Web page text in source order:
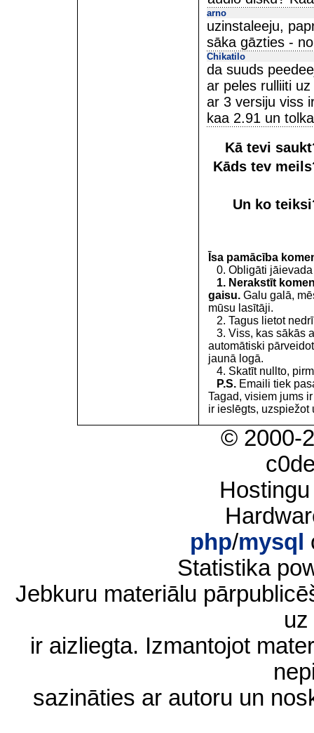
arno
uzinstaleeju,
sāka gāzties -
Chikatilo
da suuds
ar peles rulliiti
ar 3 versiju viss
kaa 2.91 un
Kā tevi
Kāds tev
Un ko
Īsa pamācība
0. Obligāti jāievada
1. Nerakstīt
gaisu. Galu galā,
mūsu lasītāji.
2. Tagus lietot
3. Viss, kas sākās
automātiski
jaunā logā.
4. Skatīt nullto,
P.S. Emaili tiek
Tagad, visiem jums
ir ieslēgts, uzspiežot
© 2000-
php/mysql
Statistika
Jebkuru materiālu
ir aizliegta. Izmantojot
sazināties ar autoru un